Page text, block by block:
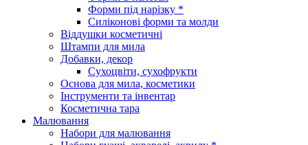
Форми під нарізку *
Силіконові форми та молди
Віддушки косметичні
Штампи для мила
Добавки, декор
Сухоцвіти, сухофрукти
Основа для мила, косметики
Інструменти та інвентар
Косметична тара
Малювання
Набори для малювання